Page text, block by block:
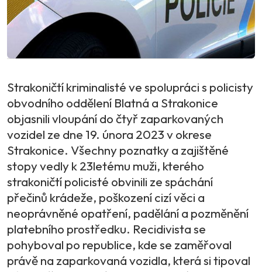
Strakoničtí kriminalisté ve spolupráci s policisty
obvodního oddělení Blatná a Strakonice
objasnili vloupání do čtyř zaparkovaných
vozidel ze dne 19. února 2023 v okrese
Strakonice. Všechny poznatky a zajištěné
stopy vedly k 23letému muži, kterého
strakoničtí policisté obvinili ze spáchání
přečinů krádeže, poškození cizí věci a
neoprávněné opatření, padělání a pozměnění
platebního prostředku. Recidivista se
pohyboval po republice, kde se zaměřoval
právě na zaparkovaná vozidla, která si tipoval